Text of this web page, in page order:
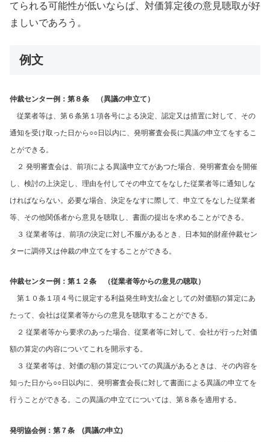
てられる可能性が低いならば、対価算定後の意見聴取が好
ましいであろう。
例文
仲裁センター例：第８条 （異議の申立て）
従業者等は、第６条第１項各号による決定、認定又は措置に対して、その
通知を受け取った日から○○日以内に、発明審査会長に異議の申立てをするこ
とができる。
２ 発明審査会は、前項による異議申立てがあつた場合、発明審査会を開催
し、検討の上決定し、理由を付してその申立てをなした従業者等に通知しな
ければならない。必要な場合、決定をなすに際して、申立てをなした従業者
等、その他関係者から意見を聴取し、書面の提出を求めることができる。
３ 従業者等は、前項の決定に対し不服があるとき、日本知的財産仲裁セン
ターに調停又は仲裁の申立てをすることができる。
仲裁センター例：第１２条 （従業者等からの意見の聴取）
第１０条１項４号に規定する利益発生時支払金としての対価額の算定にあ
たって、会社は従業者等からの意見を聴取することができる。
２ 従業者等から要求のあった場合、従業者等に対して、会社が行った対価
額の算定の内容についてこれを開示する。
３ 従業者等は、対価の額の算定についての異議があるときは、その内容を
知った日から○○日以内に、発明審査会長に対して書面による異議の申立てを
行うことができる。この異議の申立てについては、第８条を適用する。
発明協会例：第７条 (異議の申立)